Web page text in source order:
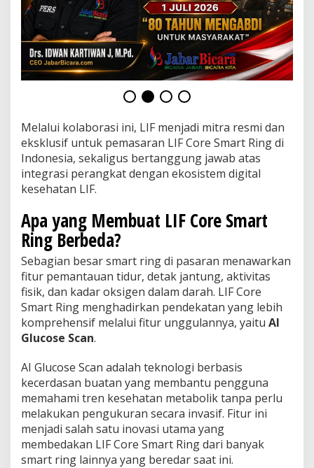
a
k
l
i
n
d
i
I
n
d
e
s
a
Melalui kolaborasi ini, LIF menjadi mitra resmi dan
eksklusif untuk pemasaran LIF Core Smart Ring di
Indonesia, sekaligus bertanggung jawab atas
integrasi perangkat dengan ekosistem digital
kesehatan LIF.
Apa yang Membuat LIF Core Smart
Ring Berbeda?
Sebagian besar smart ring di pasaran menawarkan
fitur pemantauan tidur, detak jantung, aktivitas
fisik, dan kadar oksigen dalam darah. LIF Core
Smart Ring menghadirkan pendekatan yang lebih
komprehensif melalui fitur unggulannya, yaitu AI
Glucose Scan.
AI Glucose Scan adalah teknologi berbasis
kecerdasan buatan yang membantu pengguna
memahami tren kesehatan metabolik tanpa perlu
melakukan pengukuran secara invasif. Fitur ini
menjadi salah satu inovasi utama yang
membedakan LIF Core Smart Ring dari banyak
smart ring lainnya yang beredar saat ini.